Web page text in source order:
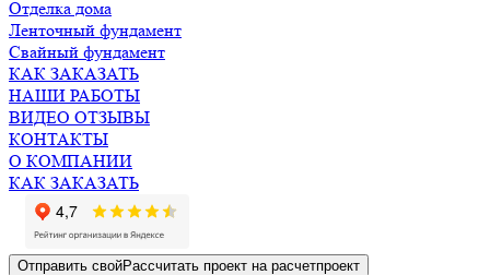
Отделка дома
Ленточный фундамент
Свайный фундамент
КАК ЗАКАЗАТЬ
НАШИ РАБОТЫ
ВИДЕО ОТЗЫВЫ
КОНТАКТЫ
О КОМПАНИИ
КАК ЗАКАЗАТЬ
Отправить свойРассчитать проект на расчетпроект